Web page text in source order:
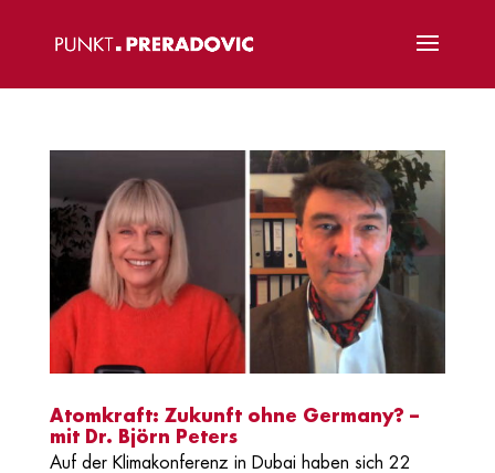
Atomkraft: Zukunft ohne Germany? –
mit Dr. Björn Peters
Auf der Klimakonferenz in Dubai haben sich 22